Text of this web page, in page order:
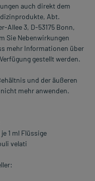
auch direkt dem
Abt.
Allee 3, D-53175 Bonn,
Sie Nebenwirkungen
mehr Informationen über
gestellt werden.
und der äußeren
mehr anwenden.
1 ml Flüssige
velati